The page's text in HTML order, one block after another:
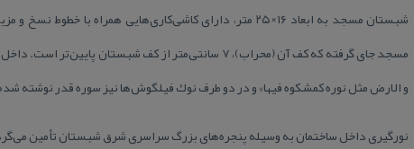
شبستان مسجد به ابعاد ۱۶×۲۵ متر، دارای كاشی‌كاری‌هایی
مسجد جای گرفته كه كف آن (محراب)، ۷ سانتی‌متر از كف
و الارض مثل نوره كمشكوه فیها» و در دو طرف نوك فیلگوش‌ها نیز سوره قدر نوشته
نورگیری داخل ساختمان به وسیله پنجره‌های بزرگ سراسری شرق شبستان تأمین